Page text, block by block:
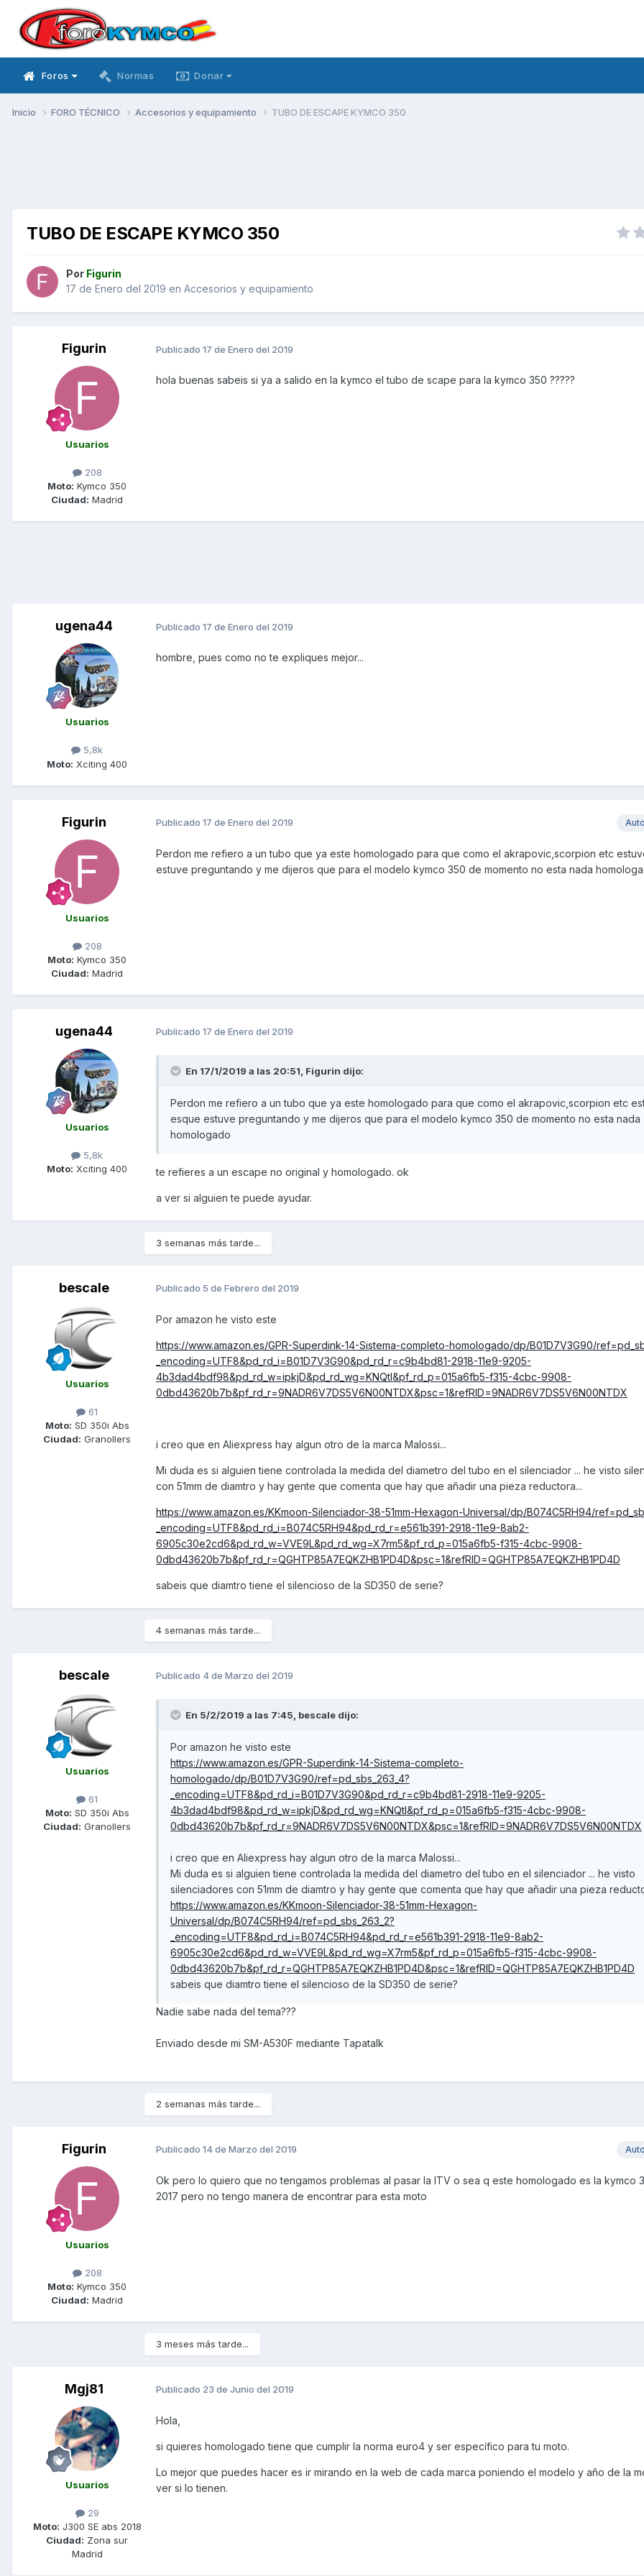
Foros Normas Donar
Inicio FORO TÉCNICO Accesorios y equipamiento TUBO DE ESCAPE KYMCO 350
TUBO DE ESCAPE KYMCO 350
Por Figurin
17 de Enero del 2019 en Accesorios y equipamiento
Figurin
Usuarios
208
Moto: Kymco 350
Ciudad: Madrid
Publicado 17 de Enero del 2019
hola buenas sabeis si ya a salido en la kymco el tubo de scape para la kymco 350 ?????
ugena44
Usuarios
5,8k
Moto: Xciting 400
Publicado 17 de Enero del 2019
hombre, pues como no te expliques mejor...
Figurin
Usuarios
208
Moto: Kymco 350
Ciudad: Madrid
Publicado 17 de Enero del 2019
Perdon me refiero a un tubo que ya este homologado para que como el akrapovic,scorpion etc
estuve preguntando y me dijeros que para el modelo kymco 350 de momento no esta nada
ugena44
Usuarios
5,8k
Moto: Xciting 400
Publicado 17 de Enero del 2019
En 17/1/2019 a las 20:51, Figurin dijo:
Perdon me refiero a un tubo que ya este homologado para que como el akrapovic,scorpion etc
esque estuve preguntando y me dijeros que para el modelo kymco 350 de momento no esta nada
homologado
te refieres a un escape no original y homologado. ok
a ver si alguien te puede ayudar.
3 semanas más tarde...
bescale
Usuarios
61
Moto: SD 350i Abs
Ciudad: Granollers
Publicado 5 de Febrero del 2019
Por amazon he visto este
https://www.amazon.es/GPR-Superdink-14-Sistema-completo-homologado/dp/B01D7V3G90/
_encoding=UTF8&pd_rd_i=B01D7V3G90&pd_rd_r=c9b4bd81-2918-11e9-9205-
4b3dad4bdf98&pd_rd_w=ipkjD&pd_rd_wg=KNQtI&pf_rd_p=015a6fb5-f315-4cbc-9908-
0dbd43620b7b&pf_rd_r=9NADR6V7DS5V6N00NTDX&psc=1&refRID=9NADR6V7DS5V6N00NTDX
i creo que en Aliexpress hay algun otro de la marca Malossi...
Mi duda es si alguien tiene controlada la medida del diametro del tubo en el silenciador ... he visto
con 51mm de diamtro y hay gente que comenta que hay que añadir una pieza reductora...
https://www.amazon.es/KKmoon-Silenciador-38-51mm-Hexagon-Universal/dp/B074C5RH94/
_encoding=UTF8&pd_rd_i=B074C5RH94&pd_rd_r=e561b391-2918-11e9-8ab2-
6905c30e2cd6&pd_rd_w=VVE9L&pd_rd_wg=X7rm5&pf_rd_p=015a6fb5-f315-4cbc-9908-
0dbd43620b7b&pf_rd_r=QGHTP85A7EQKZHB1PD4D&psc=1&refRID=QGHTP85A7EQKZHB1PD4D
sabeis que diamtro tiene el silencioso de la SD350 de serie?
4 semanas más tarde...
bescale
Usuarios
61
Moto: SD 350i Abs
Ciudad: Granollers
Publicado 4 de Marzo del 2019
En 5/2/2019 a las 7:45, bescale dijo:
Por amazon he visto este
https://www.amazon.es/GPR-Superdink-14-Sistema-completo-
homologado/dp/B01D7V3G90/ref=pd_sbs_263_4?
_encoding=UTF8&pd_rd_i=B01D7V3G90&pd_rd_r=c9b4bd81-2918-11e9-9205-
4b3dad4bdf98&pd_rd_w=ipkjD&pd_rd_wg=KNQtI&pf_rd_p=015a6fb5-f315-4cbc-9908-
0dbd43620b7b&pf_rd_r=9NADR6V7DS5V6N00NTDX&psc=1&refRID=9NADR6V7DS5V6N00NTDX
i creo que en Aliexpress hay algun otro de la marca Malossi...
Mi duda es si alguien tiene controlada la medida del diametro del tubo en el silenciador ... he visto
silenciadores con 51mm de diamtro y hay gente que comenta que hay que añadir una pieza
https://www.amazon.es/KKmoon-Silenciador-38-51mm-Hexagon-
Universal/dp/B074C5RH94/ref=pd_sbs_263_2?
_encoding=UTF8&pd_rd_i=B074C5RH94&pd_rd_r=e561b391-2918-11e9-8ab2-
6905c30e2cd6&pd_rd_w=VVE9L&pd_rd_wg=X7rm5&pf_rd_p=015a6fb5-f315-4cbc-9908-
0dbd43620b7b&pf_rd_r=QGHTP85A7EQKZHB1PD4D&psc=1&refRID=QGHTP85A7EQKZHB1PD4D
sabeis que diamtro tiene el silencioso de la SD350 de serie?
Nadie sabe nada del tema???
Enviado desde mi SM-A530F mediante Tapatalk
2 semanas más tarde...
Figurin
Usuarios
208
Moto: Kymco 350
Ciudad: Madrid
Publicado 14 de Marzo del 2019
Ok pero lo quiero que no tengamos problemas al pasar la ITV o sea q este homologado es la kymco
2017 pero no tengo manera de encontrar para esta moto
3 meses más tarde...
Mgj81
Usuarios
29
Moto: J300 SE abs 2018
Ciudad: Zona sur
Madrid
Publicado 23 de Junio del 2019
Hola,
si quieres homologado tiene que cumplir la norma euro4 y ser específico para tu moto.
Lo mejor que puedes hacer es ir mirando en la web de cada marca poniendo el modelo y año de la
ver si lo tienen.